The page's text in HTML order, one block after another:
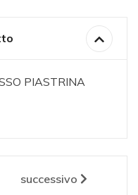
PIASTRINA
successivo